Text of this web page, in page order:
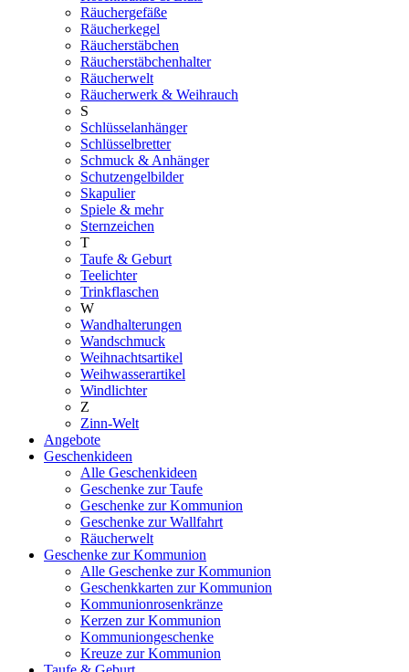
Räuchergefäße
Räucherkegel
Räucherstäbchen
Räucherstäbchenhalter
Räucherwelt
Räucherwerk & Weihrauch
S
Schlüsselanhänger
Schlüsselbretter
Schmuck & Anhänger
Schutzengelbilder
Skapulier
Spiele & mehr
Sternzeichen
T
Taufe & Geburt
Teelichter
Trinkflaschen
W
Wandhalterungen
Wandschmuck
Weihnachtsartikel
Weihwasserartikel
Windlichter
Z
Zinn-Welt
Angebote
Geschenkideen
Alle Geschenkideen
Geschenke zur Taufe
Geschenke zur Kommunion
Geschenke zur Wallfahrt
Räucherwelt
Geschenke zur Kommunion
Alle Geschenke zur Kommunion
Geschenkkarten zur Kommunion
Kommunionrosenkränze
Kerzen zur Kommunion
Kommuniongeschenke
Kreuze zur Kommunion